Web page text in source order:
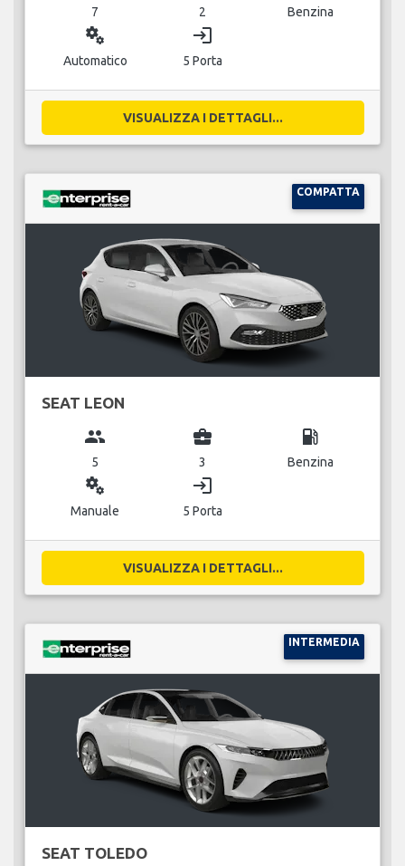
7 2 Benzina
miscellaneous_services
Automatico
login
5 Porta
VISUALIZZA I DETTAGLI...
COMPATTA
SEAT LEON
group
5
business_center
3
local_gas_station
Benzina
miscellaneous_services
Manuale
login
5 Porta
VISUALIZZA I DETTAGLI...
INTERMEDIA
SEAT TOLEDO